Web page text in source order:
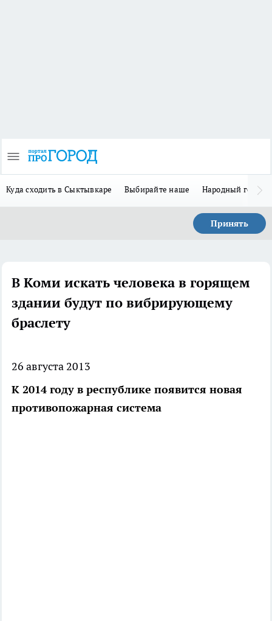
Куда сходить в Сыктывкаре Выбирайте наше Народный герой
Принять
В Коми искать человека в горящем
здании будут по вибрирующему
браслету
26 августа 2013
К 2014 году в республике появится новая
противопожарная система